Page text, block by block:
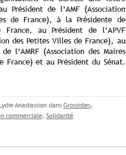
Président de l’AMF (Association
de France), à la Présidente de
France, au Président de l’APVF
des Petites Villes de France), au
de l’AMRF (Association des Maires
France) et au Président du Sénat.
Anastassion dans Grossistes,
commerciale, Solidarité